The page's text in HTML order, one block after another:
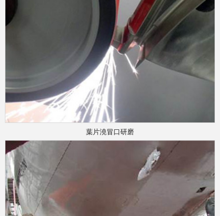
葉片澆冒口研磨